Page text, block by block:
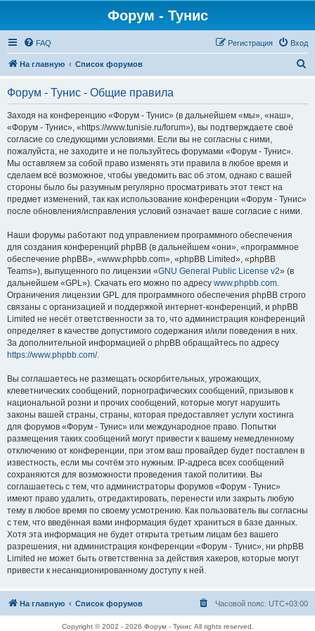
Форум - Тунис
FAQ Вход
Регистрация
На главную Список форумов
Форум - Тунис - Общие правила
Заходя на конференцию «Форум - Тунис» (в дальнейшем «мы», «наш»,
«Форум - Тунис», «https://www.tunisie.ru/forum»), вы подтверждаете своё
согласие со следующими условиями. Если вы не согласны с ними,
пожалуйста, не заходите и не пользуйтесь форумами «Форум - Тунис».
Мы оставляем за собой право изменять эти правила в любое время и
сделаем всё возможное, чтобы уведомить вас об этом, однако с вашей
стороны было бы разумным регулярно просматривать этот текст на
предмет изменений, так как использование конференции «Форум - Тунис»
после обновления/исправления условий означает ваше согласие с ними.
Наши форумы работают под управлением программного обеспечения
для создания конференций phpBB (в дальнейшем «они», «программное
обеспечение phpBB», «www.phpbb.com», «phpBB Limited», «phpBB
Teams»), выпущенного по лицензии «GNU General Public License v2» (в
дальнейшем «GPL»). Скачать его можно по адресу www.phpbb.com.
Ограничения лицензии GPL для программного обеспечения phpBB строго
связаны с организацией и поддержкой интернет-конференций, и phpBB
Limited не несёт ответственности за то, что администрация конференций
определяет в качестве допустимого содержания и/или поведения в них.
За дополнительной информацией о phpBB обращайтесь по адресу
https://www.phpbb.com/.
Вы соглашаетесь не размещать оскорбительных, угрожающих,
клеветнических сообщений, порнографических сообщений, призывов к
национальной розни и прочих сообщений, которые могут нарушить
законы вашей страны, страны, которая предоставляет услуги хостинга
для форумов «Форум - Тунис» или международное право. Попытки
размещения таких сообщений могут привести к вашему немедленному
отключению от конференции, при этом ваш провайдер будет поставлен в
известность, если мы сочтём это нужным. IP-адреса всех сообщений
сохраняются для возможности проведения такой политики. Вы
соглашаетесь с тем, что администраторы форумов «Форум - Тунис»
имеют право удалить, отредактировать, перенести или закрыть любую
тему в любое время по своему усмотрению. Как пользователь вы согласны
с тем, что введённая вами информация будет храниться в базе данных.
Хотя эта информация не будет открыта третьим лицам без вашего
разрешения, ни администрация конференции «Форум - Тунис», ни phpBB
Limited не может быть ответственна за действия хакеров, которые могут
привести к несанкционированному доступу к ней.
На главную Список форумов Часовой пояс: UTC+03:00
Copyright © 2002 - 2026 Форум - Тунис All rights reserved.